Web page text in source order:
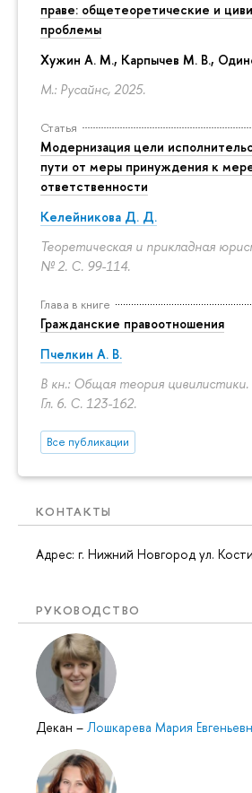
праве: общетеоретические и
проблемы
Хужин А. М., Карпычев М. В.,
М.: Русайнс, 2025.
Статья
Модернизация цели
пути от меры принуждения к
ответственности
Келейникова Д. Д.
Теоретическая и прикладная
№ 2. С. 99-114.
Глава в книге
Гражданские правоотношения
Пчелкин А. В.
В кн.: Общая теория цивилистики.
Гл. 6. С. 123-162.
Все публикации
КОНТАКТЫ
Адрес: г. Нижний Новгород ул.
РУКОВОДСТВО
Декан – Лошкарева Мария